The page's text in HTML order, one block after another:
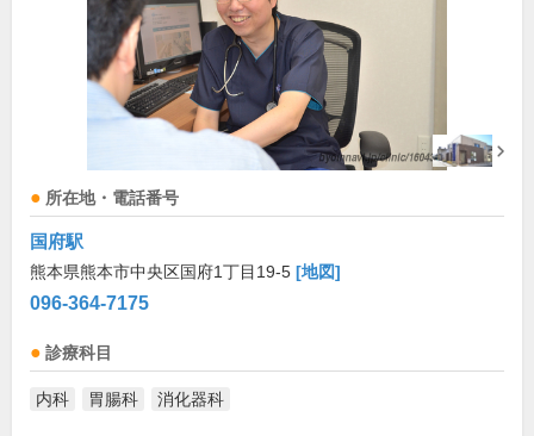
所在地・電話番号
国府駅
熊本県熊本市中央区国府1丁目19-5 [地図]
096-364-7175
診療科目
内科 胃腸科 消化器科